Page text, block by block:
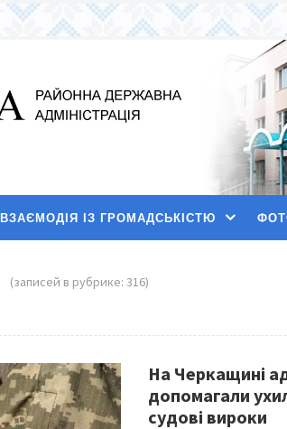
ВЗАЄМОДІЯ ІЗ ГРОМАДСЬКІСТЮ
(записей в рубрике: 316)
На Черкащині
допомагали
судові вироки